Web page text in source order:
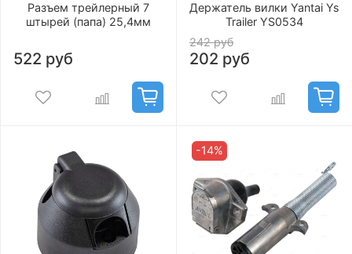
Разъем трейлерный 7
штырей (папа) 25,4мм
522 руб
Держатель вилки Yantai Ys
Trailer YS0534
242 руб
202 руб
-14%